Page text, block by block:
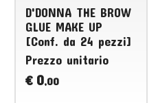
D'DONNA THE BROW
GLUE MAKE UP
[Conf. da 24 pezzi]
Prezzo unitario
€ 0,00